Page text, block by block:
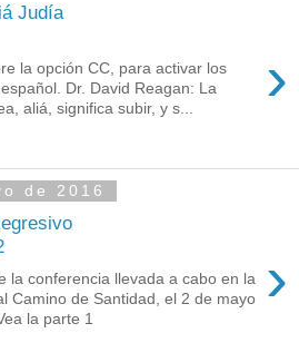
Judía
›
la opción CC, para activar los
Dr. David Reagan: La
aliá, significa subir, y s...
de 2016
›
la conferencia llevada a cabo en la
Camino de Santidad, el 2 de mayo
la parte 1